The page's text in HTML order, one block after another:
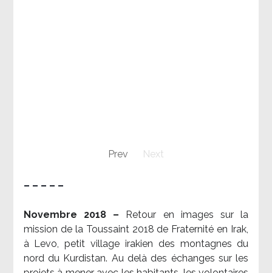
Prev Next
– – – – –
Novembre 2018 –
Retour en images sur la
mission de la Toussaint 2018 de Fraternité en Irak,
à Levo, petit village irakien des montagnes du
nord du Kurdistan. Au delà des échanges sur les